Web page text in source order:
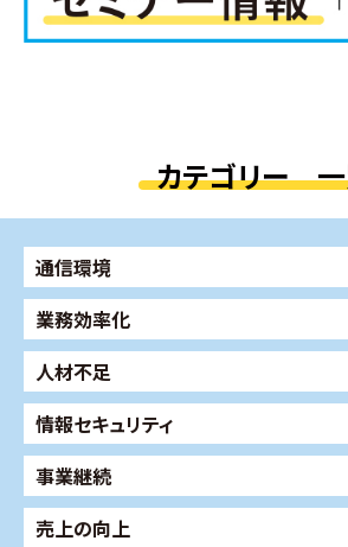
カテゴリー
通信環境
業務効率化
人材不足
情報セキュリティ
事業継続
売上の向上